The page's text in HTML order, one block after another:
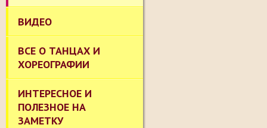
ВИДЕО
ВСЕ О ТАНЦАХ И
ХОРЕОГРАФИИ
ИНТЕРЕСНОЕ И
ПОЛЕЗНОЕ НА
ЗАМЕТКУ